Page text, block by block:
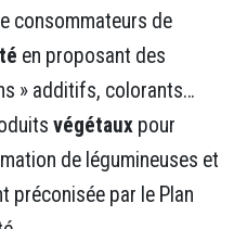
consommateurs de
en proposant des
» additifs, colorants…
végétaux pour
de légumineuses et
préconisée par le Plan